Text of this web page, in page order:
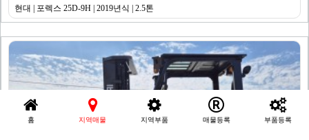
현대 | 포렉스 25D-9H | 2019년식 | 2.5톤
홈 지역매물 지역부품 매물등록 부품등록